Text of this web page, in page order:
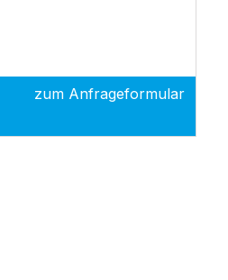
zum Anfrageformular